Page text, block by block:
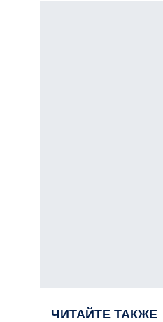
ЧИТАЙТЕ ТАКЖЕ